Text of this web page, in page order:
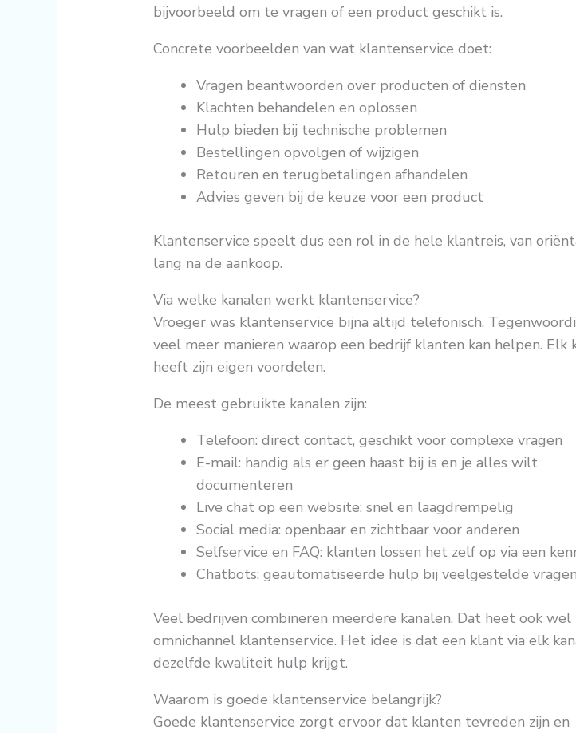
bijvoorbeeld om te vragen of een product geschikt is.
Concrete voorbeelden van wat klantenservice doet:
Vragen beantwoorden over producten of diensten
Klachten behandelen en oplossen
Hulp bieden bij technische problemen
Bestellingen opvolgen of wijzigen
Retouren en terugbetalingen afhandelen
Advies geven bij de keuze voor een product
Klantenservice speelt dus een rol in de hele klantreis, van
lang na de aankoop.
Via welke kanalen werkt klantenservice?
Vroeger was klantenservice bijna altijd telefonisch.
veel meer manieren waarop een bedrijf klanten kan helpen. Elk
heeft zijn eigen voordelen.
De meest gebruikte kanalen zijn:
Telefoon: direct contact, geschikt voor complexe vragen
E-mail: handig als er geen haast bij is en je alles wilt
documenteren
Live chat op een website: snel en laagdrempelig
Social media: openbaar en zichtbaar voor anderen
Selfservice en FAQ: klanten lossen het zelf op via een
Chatbots: geautomatiseerde hulp bij veelgestelde vragen
Veel bedrijven combineren meerdere kanalen. Dat heet ook wel
omnichannel klantenservice. Het idee is dat een klant via elk
dezelfde kwaliteit hulp krijgt.
Waarom is goede klantenservice belangrijk?
Goede klantenservice zorgt ervoor dat klanten tevreden zijn en